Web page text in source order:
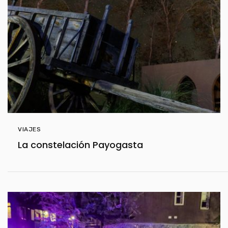
VIAJES
La constelación Payogasta